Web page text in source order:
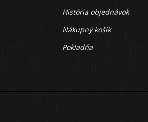
História objednávok
Nákupný košík
Pokladňa